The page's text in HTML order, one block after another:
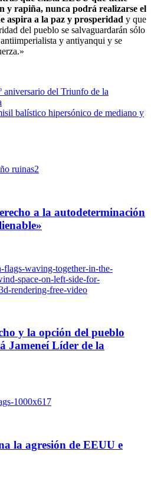
y rapiña, nunca podrá realizarse el
aspira a la paz y prosperidad y que
del pueblo se salvaguardarán sólo
y antiyanqui y se
aniversario del Triunfo de la
balístico hipersónico de mediano y
a la autodeterminación
y la opción del pueblo
Jameneí Líder de la
la agresión de EEUU e